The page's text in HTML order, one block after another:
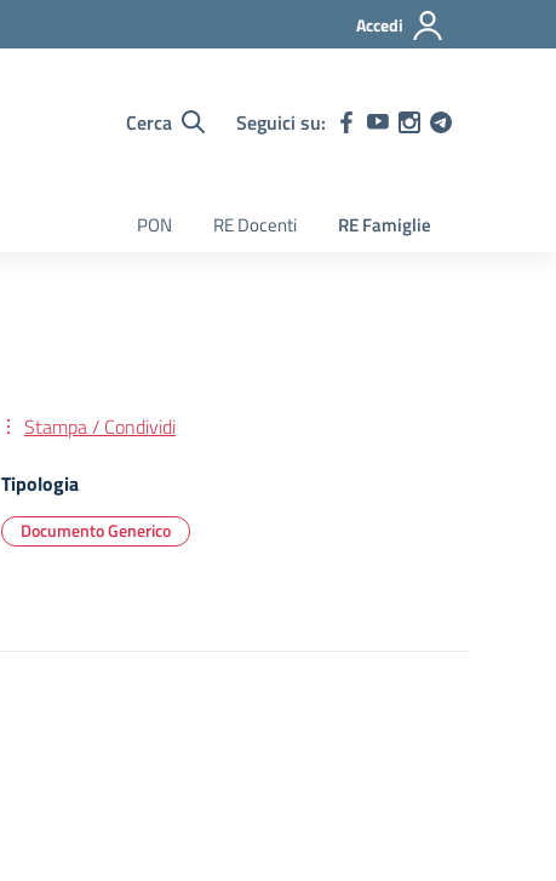
Accedi
Cerca Seguici su:
PON RE Docenti RE Famiglie
Stampa / Condividi
Tipologia
Documento Generico